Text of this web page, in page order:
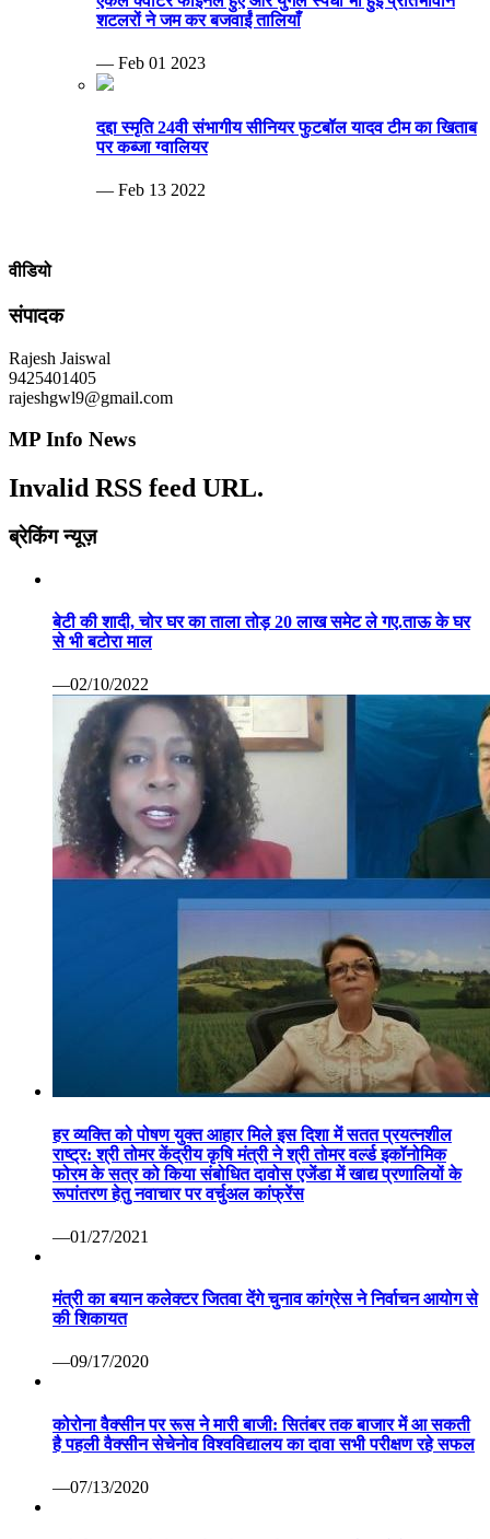
शटलरों ने जम कर बजवाईं तालियाँ
— Feb 01 2023
दद्दा स्मृति 24वी संभागीय सीनियर फुटबॉल यादव टीम का खिताब
पर कब्जा ग्वालियर
— Feb 13 2022
वीडियो
संपादक
Rajesh Jaiswal
9425401405
rajeshgwl9@gmail.com
MP Info News
Invalid RSS feed URL.
ब्रेकिंग न्यूज़
बेटी की शादी, चोर घर का ताला तोड़ 20 लाख समेट ले गए.ताऊ के घर
से भी बटोरा माल
—02/10/2022
हर व्यक्ति को पोषण युक्त आहार मिले इस दिशा में सतत प्रयत्नशील
राष्ट्र: श्री तोमर केंद्रीय कृषि मंत्री ने श्री तोमर वर्ल्ड इकॉनोमिक
फोरम के सत्र को किया संबोधित दावोस एजेंडा में खाद्य प्रणालियों के
रूपांतरण हेतु नवाचार पर वर्चुअल कांफ्रेंस
—01/27/2021
मंत्री का बयान कलेक्टर जितवा देंगे चुनाव कांग्रेस ने निर्वाचन आयोग से
की शिकायत
—09/17/2020
कोरोना वैक्सीन पर रूस ने मारी बाजी: सितंबर तक बाजार में आ सकती
है पहली वैक्सीन सेचेनोव विश्वविद्यालय का दावा सभी परीक्षण रहे सफल
—07/13/2020